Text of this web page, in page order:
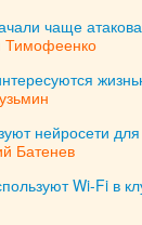
чаще
Тимофеенко
нейросети
Батенев
Wi-Fi в